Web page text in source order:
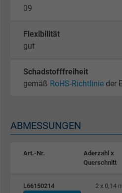
09
Flexibilität
gut
Schadstofffreiheit
gemäß RoHS-Richtlinie der
ABMESSUNGEN
Art.-Nr.
Aderzahl x
Querschnitt
L66150214 2 x 0,14